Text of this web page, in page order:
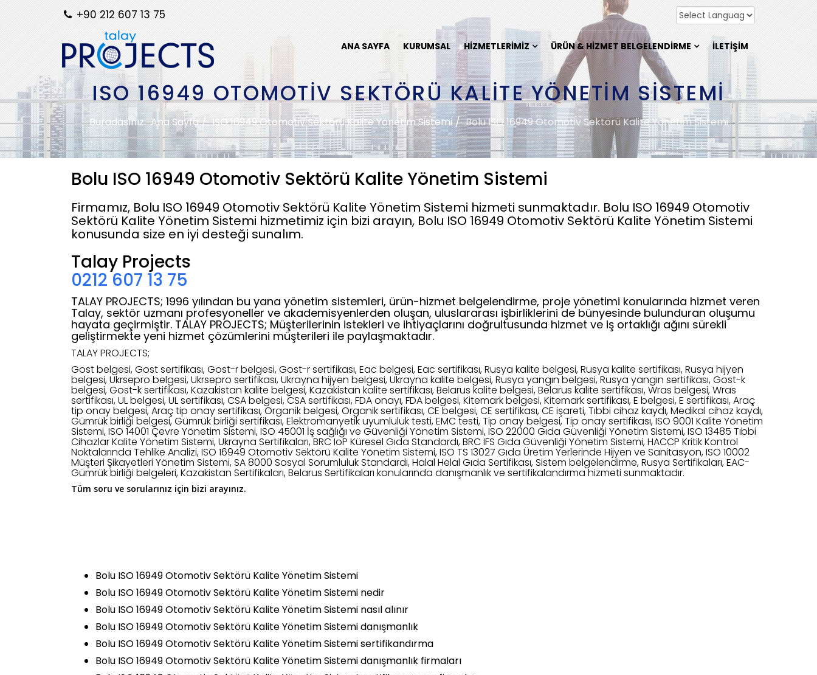
+90 212 607 13 75
ANA SAYFA KURUMSAL HIZMETLERIMIZ ÜRÜN & HIZMET BELGELENDIRME İLETIŞIM
ISO 16949 OTOMOTIV SEKTÖRÜ KALITE YÖNETIM SISTEMI
Buradasınız:Ana Sayfa ISO 16949 Otomotiv Sektörü Kalite Yönetim Sistemi Bolu ISO 16949 Otomotiv Sektörü Kalite Yönetim Sistemi
Bolu ISO 16949 Otomotiv Sektörü Kalite Yönetim Sistemi
Firmamız, Bolu ISO 16949 Otomotiv Sektörü Kalite Yönetim Sistemi hizmeti sunmaktadır. Bolu ISO 16949 Otomotiv
Sektörü Kalite Yönetim Sistemi hizmetimiz için bizi arayın, Bolu ISO 16949 Otomotiv Sektörü Kalite Yönetim Sistemi
konusunda size en iyi desteği sunalım.
Talay Projects
0212 607 13 75
TALAY PROJECTS; 1996 yılından bu yana yönetim sistemleri, ürün-hizmet belgelendirme, proje yönetimi konularında hizmet veren
Talay, sektör uzmanı profesyoneller ve akademisyenlerden oluşan, uluslararası işbirliklerini de bünyesinde bulunduran oluşumu
hayata geçirmiştir. TALAY PROJECTS; Müşterilerinin istekleri ve ihtiyaçlarını doğrultusunda hizmet ve iş ortaklığı ağını sürekli
geliştirmekte yeni hizmet çözümlerini müşterileri ile paylaşmaktadır.
TALAY PROJECTS;
Gost belgesi, Gost sertifikası, Gost-r belgesi, Gost-r sertifikası, Eac belgesi, Eac sertifikası, Rusya kalite belgesi, Rusya kalite sertifikası, Rusya hijyen
belgesi, Ukrsepro belgesi, Ukrsepro sertifikası, Ukrayna hijyen belgesi, Ukrayna kalite belgesi, Rusya yangın belgesi, Rusya yangın sertifikası, Gost-k
belgesi, Gost-k sertifikası, Kazakistan kalite belgesi, Kazakistan kalite sertifikası, Belarus kalite belgesi, Belarus kalite sertifikası, Wras belgesi, Wras
sertifikası, UL belgesi, UL sertifikası, CSA belgesi, CSA sertifikası, FDA onayı, FDA belgesi, Kitemark belgesi, Kitemark sertifikası, E belgesi, E sertifikası, Araç
tip onay belgesi, Araç tip onay sertifikası, Organik belgesi, Organik sertifikası, CE belgesi, CE sertifikası, CE işareti, Tıbbi cihaz kaydı, Medikal cihaz kaydı,
Gümrük birliği belgesi, Gümrük birliği sertifikası, Elektromanyetik uyumluluk testi, EMC testi, Tip onay belgesi, Tip onay sertifikası, ISO 9001 Kalite Yönetim
Sistemi, ISO 14001 Çevre Yönetim Sistemi, ISO 45001 İş sağlığı ve Güvenliği Yönetim Sistemi, ISO 22000 Gıda Güvenliği Yönetim Sistemi, ISO 13485 Tıbbi
Cihazlar Kalite Yönetim Sistemi, Ukrayna Sertifikaları, BRC IoP Küresel Gıda Standardı, BRC IFS Gıda Güvenliği Yönetim Sistemi, HACCP Kritik Kontrol
Noktalarında Tehlike Analizi, ISO 16949 Otomotiv Sektörü Kalite Yönetim Sistemi, ISO TS 13027 Gıda Üretim Yerlerinde Hijyen ve Sanitasyon, ISO 10002
Müşteri Şikayetleri Yönetim Sistemi, SA 8000 Sosyal Sorumluluk Standardı, Halal Helal Gıda Sertifikası, Sistem belgelendirme, Rusya Sertifikaları, EAC-
Gümrük birliği belgeleri, Kazakistan Sertifikaları, Belarus Sertifikaları konularında danışmanlık ve sertifikalandırma hizmeti sunmaktadır.
Tüm soru ve sorularınız için bizi arayınız.
Bolu ISO 16949 Otomotiv Sektörü Kalite Yönetim Sistemi
Bolu ISO 16949 Otomotiv Sektörü Kalite Yönetim Sistemi nedir
Bolu ISO 16949 Otomotiv Sektörü Kalite Yönetim Sistemi nasıl alınır
Bolu ISO 16949 Otomotiv Sektörü Kalite Yönetim Sistemi danışmanlık
Bolu ISO 16949 Otomotiv Sektörü Kalite Yönetim Sistemi sertifikandırma
Bolu ISO 16949 Otomotiv Sektörü Kalite Yönetim Sistemi danışmanlık firmaları